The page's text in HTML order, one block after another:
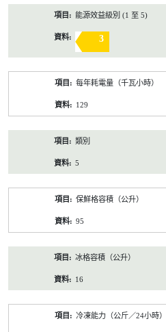
能源效益級別 (1 至 5)
3
每年耗電量（千瓦小時）
129
類別
5
保鮮格容積（公升）
95
冰格容積（公升）
16
冷凍能力（公斤／24小時）